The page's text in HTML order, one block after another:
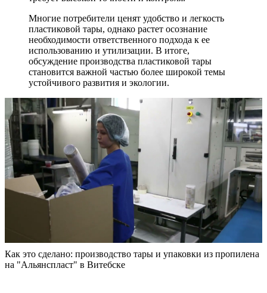
Многие потребители ценят удобство и легкость
пластиковой тары, однако растет осознание
необходимости ответственного подхода к ее
использованию и утилизации. В итоге,
обсуждение производства пластиковой тары
становится важной частью более широкой темы
устойчивого развития и экологии.
Как это сделано: производство тары и упаковки из пропилена
на "Альянспласт" в Витебске